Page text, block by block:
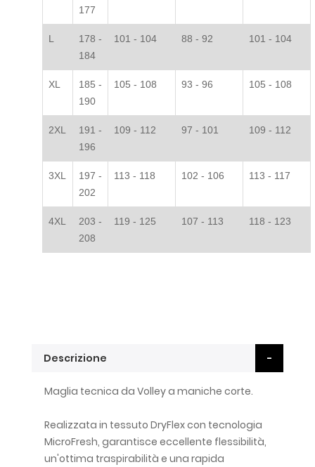
177
L
178 -
184
101 - 104 88 - 92 101 - 104
XL
185 -
190
105 - 108 93 - 96 105 - 108
2XL
191 -
196
109 - 112 97 - 101 109 - 112
3XL
197 -
202
113 - 118 102 - 106 113 - 117
4XL
203 -
208
119 - 125 107 - 113 118 - 123
Descrizione
Maglia tecnica da Volley a maniche corte.
Realizzata in tessuto DryFlex con tecnologia
MicroFresh, garantisce eccellente flessibilità,
un'ottima traspirabilità e una rapida